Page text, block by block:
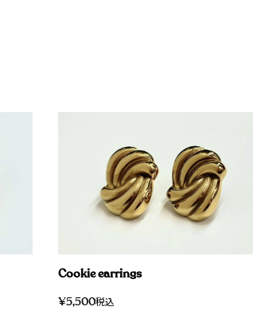
Cookie earrings
¥5,500税込